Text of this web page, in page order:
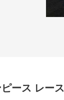
ース レース